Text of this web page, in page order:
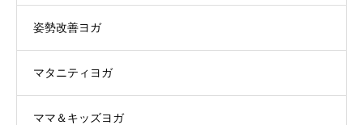
姿勢改善ヨガ
マタニティヨガ
ママ＆キッズヨガ